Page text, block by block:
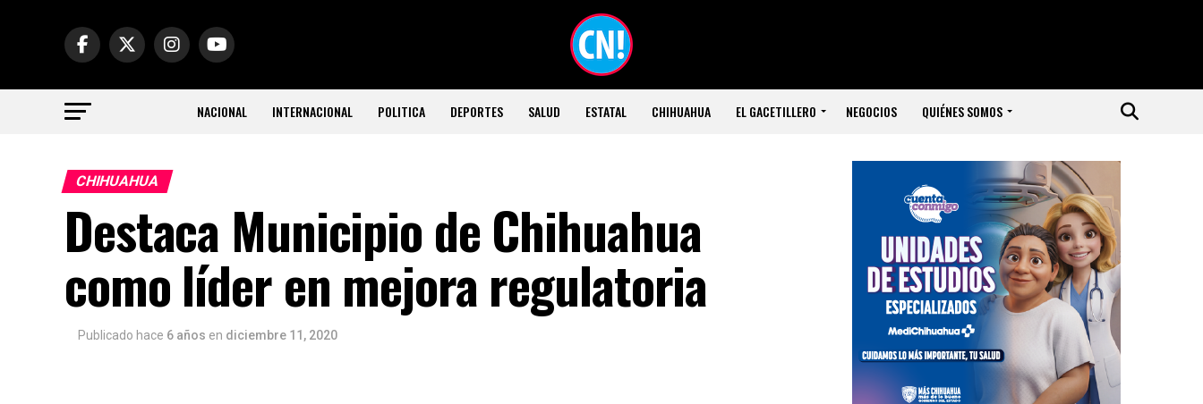
NACIONAL INTERNACIONAL POLITICA DEPORTES SALUD ESTATAL CHIHUAHUA EL GACETILLERO NEGOCIOS QUIÉNES SOMOS
CHIHUAHUA
Destaca Municipio de Chihuahua
como líder en mejora regulatoria
Publicado hace 6 años en diciembre 11, 2020